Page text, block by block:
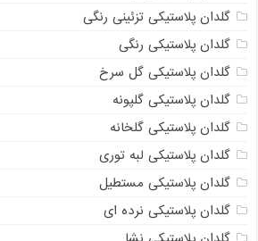
گلدان پلاستیکی تزئینی رنگی
گلدان پلاستیکی رنگی
گلدان پلاستیکی گل سرخ
گلدان پلاستیکی گلپونه
گلدان پلاستیکی گلخانه
گلدان پلاستیکی لبه توری
گلدان پلاستیکی مستطیل
گلدان پلاستیکی نرده ای